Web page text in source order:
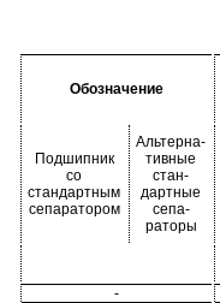
Обозначение
Подшипник
со
стандартным
сепаратором
Альтерна-
тивные
стан-
дартные
сепа-
раторы
-